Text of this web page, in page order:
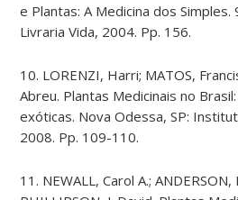
e Plantas: A Medicina dos Simples.
Livraria Vida, 2004. Pp. 156.
10. LORENZI, Harri; MATOS,
Abreu. Plantas Medicinais no
exóticas. Nova Odessa, SP:
2008. Pp. 109-110.
11. NEWALL, Carol A.; ANDERSON,